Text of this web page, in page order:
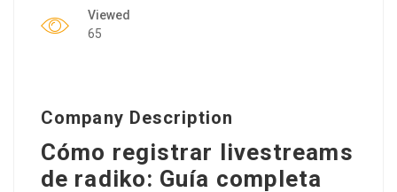
Viewed
65
Company Description
Cómo registrar livestreams
de radiko: Guía completa